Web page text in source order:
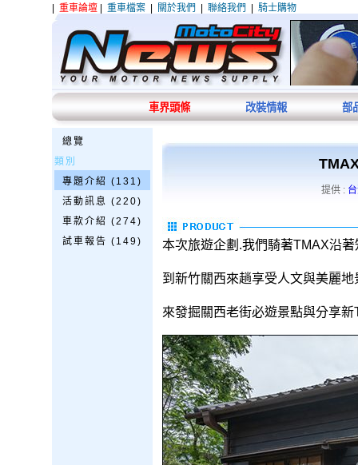
重車論壇 重車檔案 關於我們 聯絡我們 騎士購物
車界頭條 改裝情報 部
總覽
類別
專題介紹 (131)
活動訊息 (220)
車款介紹 (274)
試車報告 (149)
提供 :
本次旅遊企劃.我們騎著TMAX沿
到新竹關西來趟享受人文與美麗
來發掘關西老街必遊景點與分享